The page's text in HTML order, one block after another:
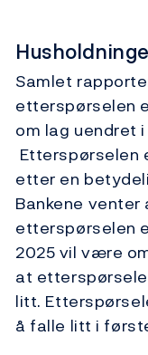
Samlet
etterspørselen
om lag uendret
etter en
Bankene
etterspørselen
2025 vil være
at
litt.
å falle litt i